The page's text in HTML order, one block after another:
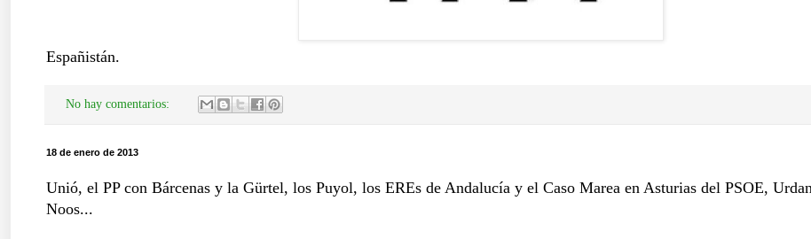
Españistán.
No hay comentarios:
18 de enero de 2013
Unió, el PP con Bárcenas y la Gürtel, los Puyol, los EREs de Andalucía y el Caso Marea en Asturias del PSOE,
Noos...